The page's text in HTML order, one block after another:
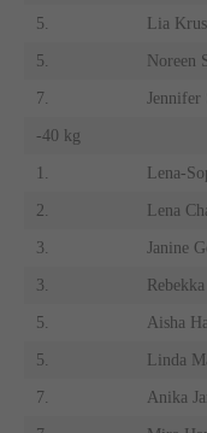
5. Lia
5. Noreen
7. Jennifer
-40 kg
1. Lena-
2. Lena
3. Janine
3.
5. Aisha
5. Linda
7. Anika